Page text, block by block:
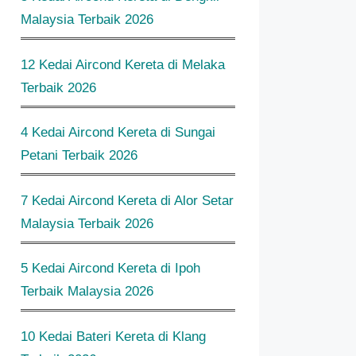
Malaysia Terbaik 2026
12 Kedai Aircond Kereta di Melaka
Terbaik 2026
4 Kedai Aircond Kereta di Sungai
Petani Terbaik 2026
7 Kedai Aircond Kereta di Alor Setar
Malaysia Terbaik 2026
5 Kedai Aircond Kereta di Ipoh
Terbaik Malaysia 2026
10 Kedai Bateri Kereta di Klang